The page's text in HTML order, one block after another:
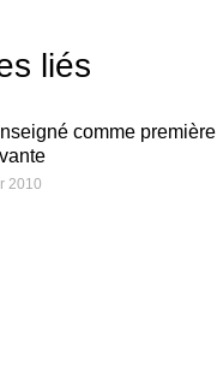
liés
comme première
2010